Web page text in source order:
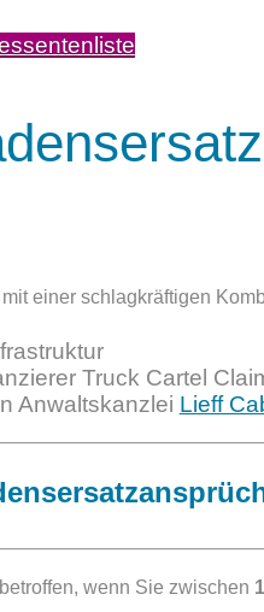
einer schlagkräftigen
Truck Cartel
Anwaltskanzlei Lieff
wenn Sie zwischen